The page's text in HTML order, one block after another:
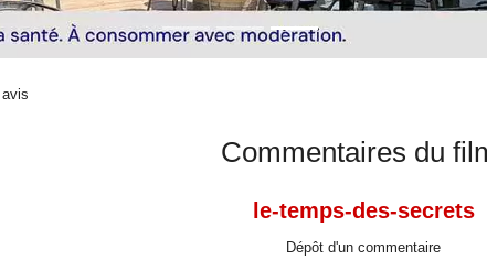
avis
Commentaires du
le-temps-des-secrets
Dépôt d'un commentaire